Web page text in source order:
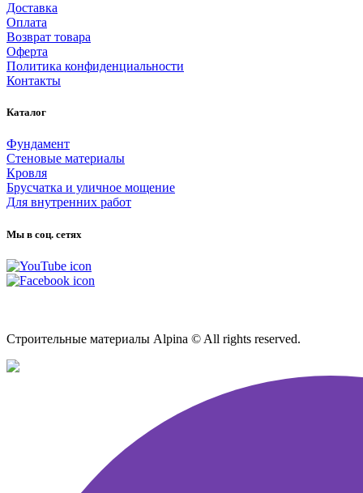
Доставка
Оплата
Возврат товара
Оферта
Политика конфиденциальности
Контакты
Каталог
Фундамент
Стеновые материалы
Кровля
Брусчатка и уличное мощение
Для внутренних работ
Мы в соц. сетях
Строительные материалы Alpina © All rights reserved.